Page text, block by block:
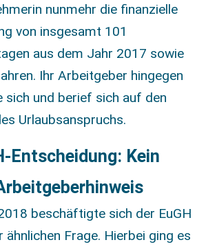
nunmehr die finanzielle
von insgesamt 101
aus dem Jahr 2017 sowie
Ihr Arbeitgeber hingegen
sich und berief sich auf den
Urlaubsanspruchs.
Entscheidung: Kein
beschäftigte sich der EuGH
ähnlichen Frage. Hierbei ging es